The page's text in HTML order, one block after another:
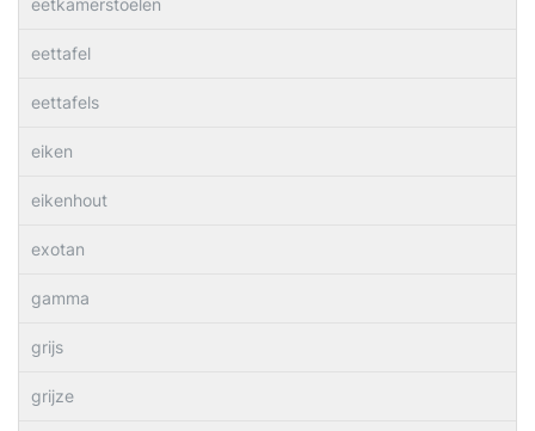
eetkamerstoelen
eettafel
eettafels
eiken
eikenhout
exotan
gamma
grijs
grijze